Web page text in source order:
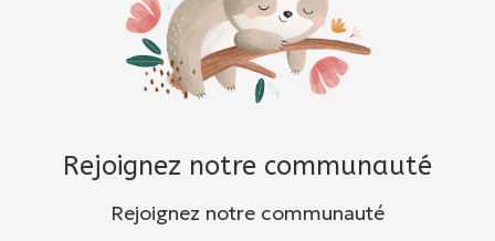
Rejoignez notre communauté
Rejoignez notre communauté